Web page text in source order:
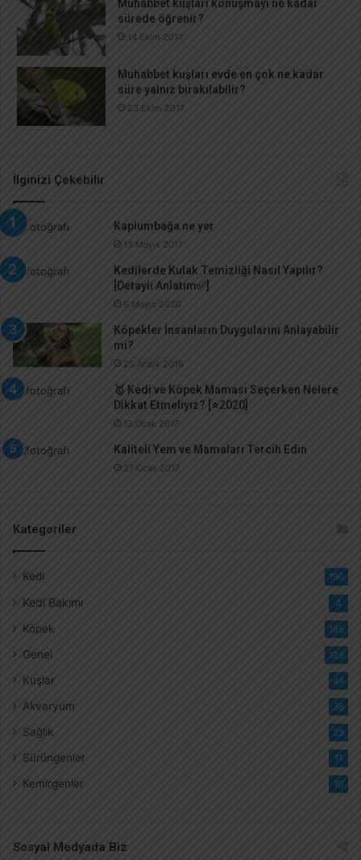
Muhabbet kuşları konuşmayı ne kadar
sürede öğrenir?
14 Ekim 2017
Muhabbet kuşları evde en çok ne kadar
süre yalnız bırakılabilir?
23 Ekim 2017
İlginizi Çekebilir
Kaplumbağa ne yer
13 Mayıs 2017
Kedilerde Kulak Temizliği Nasıl Yapılır?
[Detaylı Anlatım✅]
9 Mayıs 2020
Köpekler İnsanların Duygularını Anlayabilir
mi?
25 Aralık 2016
🥇 Kedi ve Köpek Maması Seçerken Nelere
Dikkat Etmeliyiz? [⭐️2020]
13 Ocak 2017
Kaliteli Yem ve Mamaları Tercih Edin
27 Ocak 2017
Kategoriler
Kedi 190
Kedi Bakımı 4
Köpek 185
Genel 129
Kuşlar 44
Akvaryum 36
Sağlık 23
Sürüngenler 11
Kemirgenler 10
Sosyal Medyada Biz